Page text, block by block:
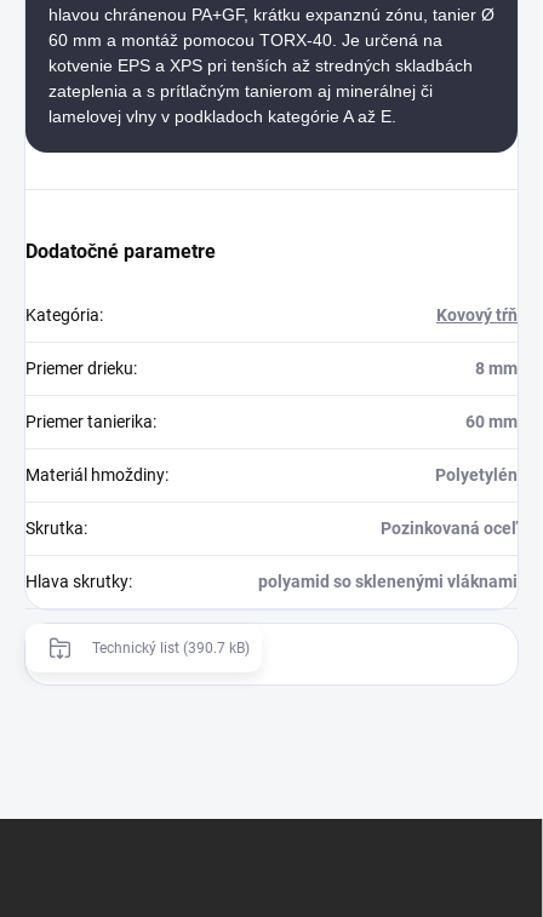
hlavou chránenou PA+GF, krátku expanznú zónu, tanier Ø
60 mm a montáž pomocou TORX-40. Je určená na
kotvenie EPS a XPS pri tenších až stredných skladbách
zateplenia a s prítlačným tanierom aj minerálnej či
lamelovej vlny v podkladoch kategórie A až E.
Dodatočné parametre
Kategória: Kovový tŕň
Priemer drieku: 8 mm
Priemer tanierika: 60 mm
Materiál hmoždiny: Polyetylén
Skrutka: Pozinkovaná oceľ
Hlava skrutky: polyamid so sklenenými vláknami
Technický list (390.7 kB)